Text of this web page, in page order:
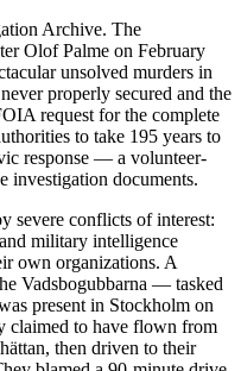
Archive. The
Olof Palme on February
unsolved murders in
properly secured and the
request for the complete
to take 195 years to
response — a volunteer-
investigation documents.
severe conflicts of interest:
military intelligence
own organizations. A
Vadsbogubbarna — tasked
present in Stockholm on
claimed to have flown from
then driven to their